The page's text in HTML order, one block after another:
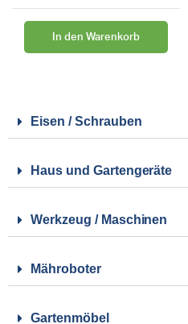
In den Warenkorb
Eisen / Schrauben
Haus und Gartengeräte
Werkzeug / Maschinen
Mähroboter
Gartenmöbel